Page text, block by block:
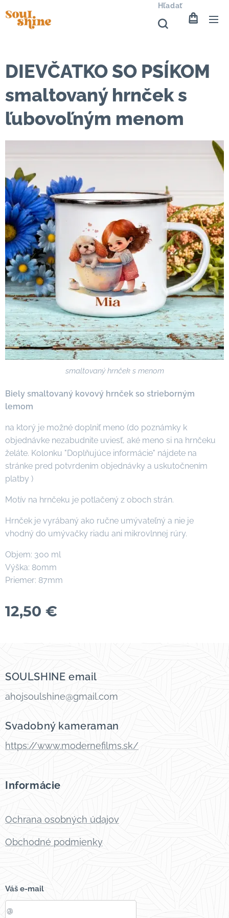
Hľadať
DIEVČATKO SO PSÍKOM
smaltovaný hrnček s
ľubovoľným menom
smaltovaný hrnček s menom
Biely smaltovaný kovový hrnček so strieborným
lemom
na ktorý je možné doplniť meno (do poznámky k
objednávke nezabudnite uviesť, aké meno si na hrnčeku
želáte. Kolonku "Doplňujúce informácie" nájdete na
stránke pred potvrdením objednávky a uskutočnením
platby )
Motív na hrnčeku je potlačený z oboch strán.
Hrnček je vyrábaný ako ručne umývateľný a nie je
vhodný do umývačky riadu ani mikrovlnnej rúry.
Objem: 300 ml
Výška: 80mm
Priemer: 87mm
12,50 €
SOULSHINE email
ahojsoulshine@gmail.com
Svadobný kameraman
https://www.modernefilms.sk/
Informácie
Ochrana osobných údajov
Obchodné podmienky
Váš e-mail